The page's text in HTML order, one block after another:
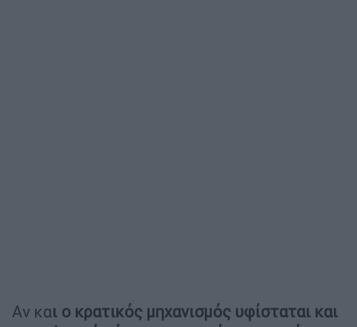
Αν και ο κρατικός μηχανισμός υφίσταται και